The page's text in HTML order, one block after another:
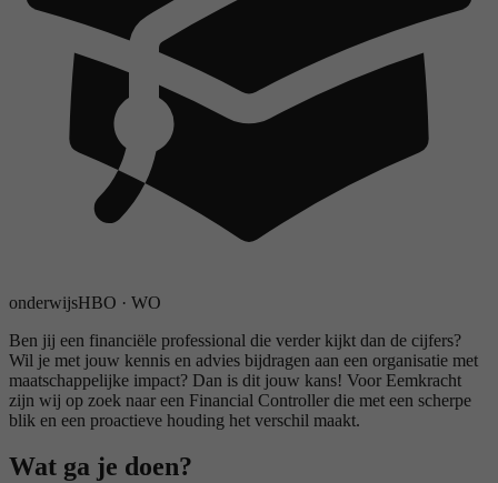
onderwijsHBO · WO
Ben jij een financiële professional die verder kijkt dan de cijfers?
Wil je met jouw kennis en advies bijdragen aan een organisatie met
maatschappelijke impact? Dan is dit jouw kans! Voor Eemkracht
zijn wij op zoek naar een Financial Controller die met een scherpe
blik en een proactieve houding het verschil maakt.
Wat ga je doen?